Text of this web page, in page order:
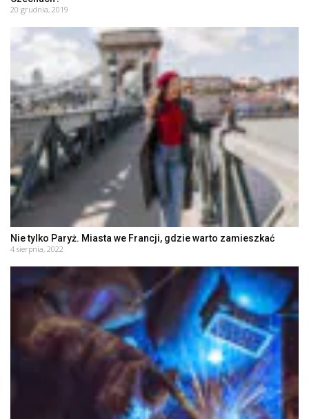
20 grudnia, 2019
Nie tylko Paryż. Miasta we Francji, gdzie warto zamieszkać
4 sierpnia, 2022